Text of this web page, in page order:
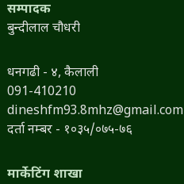
सम्पादक
बुन्दीलाल चौधरी
धनगढी - ४, कैलाली
091-410210
dineshfm93.8mhz@gmail.com
दर्ता नम्बर - १०३५/०७५-७६
मार्केटिंग शाखा